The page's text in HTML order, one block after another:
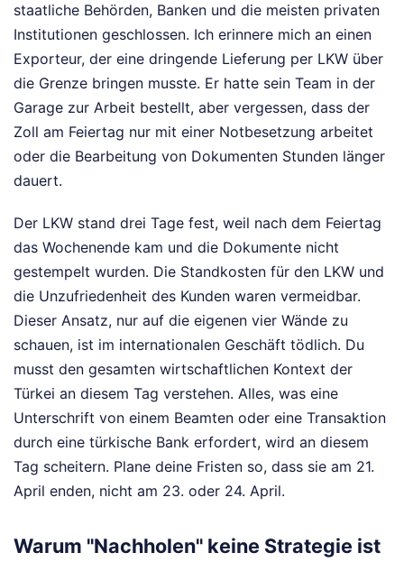
staatliche Behörden, Banken und die meisten privaten
Institutionen geschlossen. Ich erinnere mich an einen
Exporteur, der eine dringende Lieferung per LKW über
die Grenze bringen musste. Er hatte sein Team in der
Garage zur Arbeit bestellt, aber vergessen, dass der
Zoll am Feiertag nur mit einer Notbesetzung arbeitet
oder die Bearbeitung von Dokumenten Stunden länger
dauert.
Der LKW stand drei Tage fest, weil nach dem Feiertag
das Wochenende kam und die Dokumente nicht
gestempelt wurden. Die Standkosten für den LKW und
die Unzufriedenheit des Kunden waren vermeidbar.
Dieser Ansatz, nur auf die eigenen vier Wände zu
schauen, ist im internationalen Geschäft tödlich. Du
musst den gesamten wirtschaftlichen Kontext der
Türkei an diesem Tag verstehen. Alles, was eine
Unterschrift von einem Beamten oder eine Transaktion
durch eine türkische Bank erfordert, wird an diesem
Tag scheitern. Plane deine Fristen so, dass sie am 21.
April enden, nicht am 23. oder 24. April.
Warum "Nachholen" keine Strategie ist